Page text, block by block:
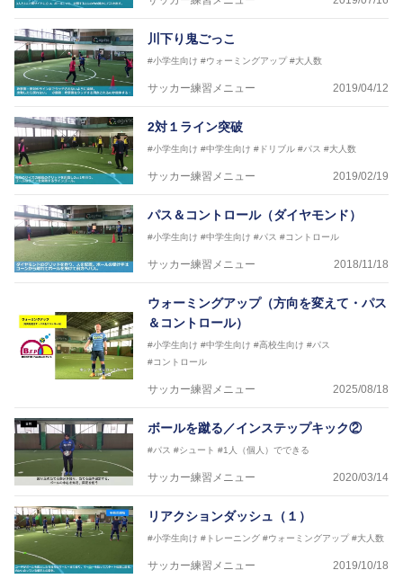
川下り鬼ごっこ
#小学生向け #ウォーミングアップ #大人数
サッカー練習メニュー 2019/04/12
2対１ライン突破
#小学生向け #中学生向け #ドリブル #パス #大人数
サッカー練習メニュー 2019/02/19
パス＆コントロール（ダイヤモンド）
#小学生向け #中学生向け #パス #コントロール
サッカー練習メニュー 2018/11/18
ウォーミングアップ（方向を変えて・パス
＆コントロール）
#小学生向け #中学生向け #高校生向け #パス
#コントロール
サッカー練習メニュー 2025/08/18
ボールを蹴る／インステップキック②
#パス #シュート #1人（個人）でできる
サッカー練習メニュー 2020/03/14
リアクションダッシュ（１）
#小学生向け #トレーニング #ウォーミングアップ #大人数
サッカー練習メニュー 2019/10/18